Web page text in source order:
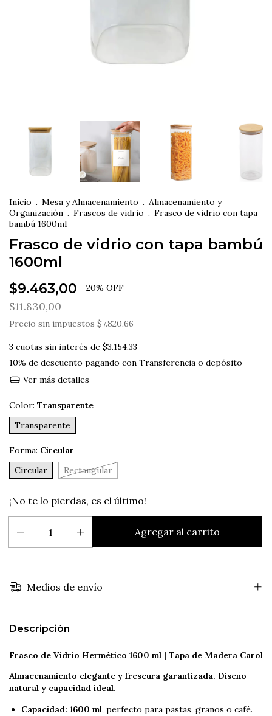
Inicio . Mesa y Almacenamiento . Almacenamiento y
Organización . Frascos de vidrio . Frasco de vidrio con tapa
bambú 1600ml
Frasco de vidrio con tapa bambú
1600ml
$9.463,00 -20% OFF
$11.830,00
Precio sin impuestos $7.820,66
3 cuotas sin interés de $3.154,33
10% de descuento pagando con Transferencia o depósito
Ver más detalles
Color: Transparente
Transparente
Forma: Circular
Circular
Rectangular
¡No te lo pierdas, es el último!
Medios de envío
Descripción
Frasco de Vidrio Hermético 1600 ml | Tapa de Madera Carol
Almacenamiento elegante y frescura garantizada. Diseño
natural y capacidad ideal.
Capacidad: 1600 ml, perfecto para pastas, granos o café.